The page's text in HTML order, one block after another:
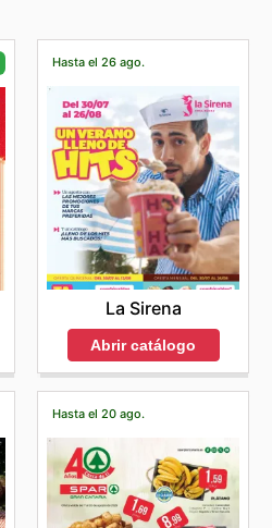
Hasta el 26 ago.
La Sirena
Abrir catálogo
Hasta el 20 ago.